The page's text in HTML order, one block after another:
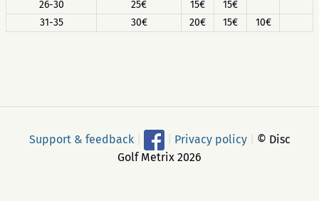
26-30
25€ 15€
15€
31-35
30€ 20€ 15€ 10€
Support & feedback Privacy policy
© Disc
Golf Metrix 2026